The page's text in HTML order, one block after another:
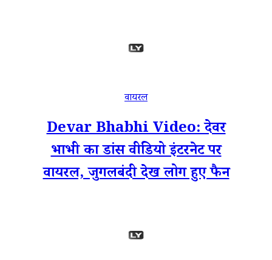
वायरल
Devar Bhabhi Video: देवर
भाभी का डांस वीडियो इंटरनेट पर
वायरल, जुगलबंदी देख लोग हुए फैन